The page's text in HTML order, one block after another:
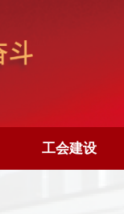
工会建设